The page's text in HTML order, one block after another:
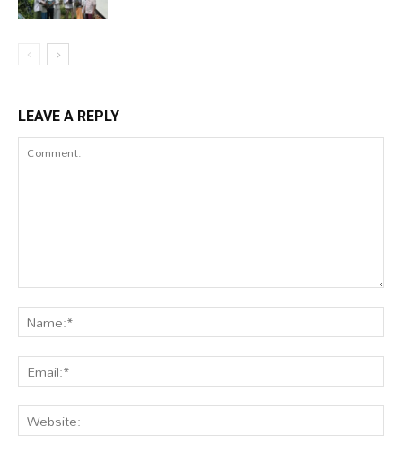
LEAVE A REPLY